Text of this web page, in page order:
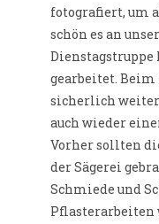
fotografiert, um
schön es an
Dienstagstruppe
gearbeitet.
sicherlich
auch wieder
Vorher sollten
der Sägerei
Schmiede und
Pflasterarbeiten